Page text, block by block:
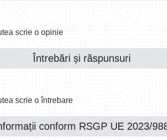
scrie o opinie
Întrebări și răspunsuri
scrie o întrebare
conform RSGP UE 2023/